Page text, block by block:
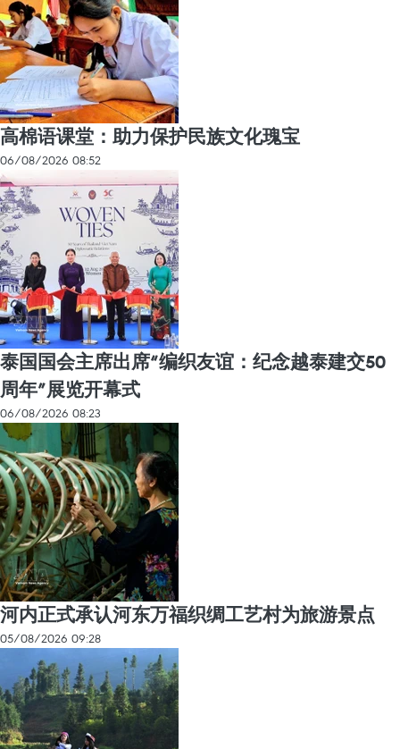
高棉语课堂：助力保护民族文化瑰宝
06/08/2026 08:52
泰国国会主席出席“编织友谊：纪念越泰建交50
周年”展览开幕式
06/08/2026 08:23
河内正式承认河东万福织绸工艺村为旅游景点
05/08/2026 09:28